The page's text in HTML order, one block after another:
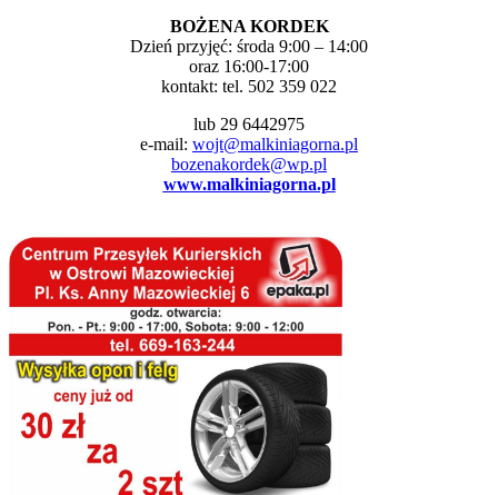
BOŻENA KORDEK
Dzień przyjęć: środa 9:00 – 14:00
oraz 16:00-17:00
kontakt: tel. 502 359 022
lub 29 6442975
e-mail: wojt@malkiniagorna.pl
bozenakordek@wp.pl
www.malkiniagorna.pl